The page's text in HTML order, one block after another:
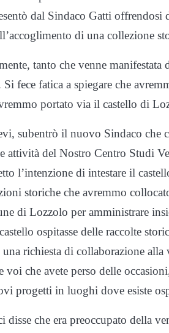
dal Sindaco Gatti offrendosi
di una collezione
tanto che venne manifestata
fece fatica a spiegare che
portato via il castello di
subentrò il nuovo Sindaco che
attività del Nostro Centro Studi
l’intenzione di intestare il
storiche che avremmo
di Lozzolo per amministrare
ospitasse delle raccolte
richiesta di collaborazione alla
voi che avete perso delle
progetti in luoghi dove esiste
disse che era preoccupato della